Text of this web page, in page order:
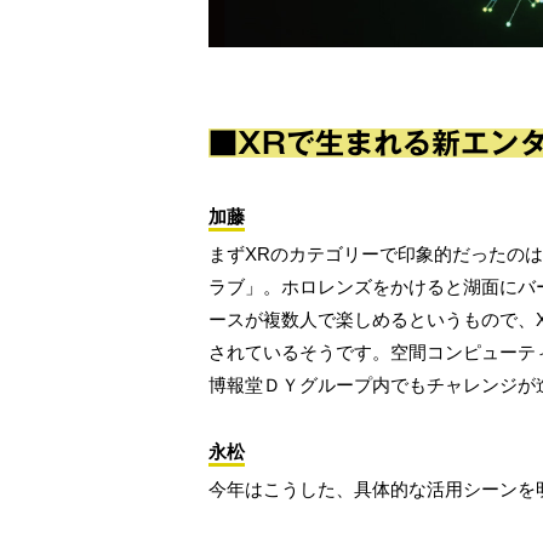
■XRで生まれる新エン
加藤
まずXRのカテゴリーで印象的だったの
ラブ」。ホロレンズをかけると湖面に
ースが複数人で楽しめるというもので
されているそうです。空間コンピュー
博報堂ＤＹグループ内でもチャレンジ
永松
今年はこうした、具体的な活用シーン